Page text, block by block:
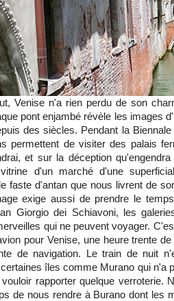
Venise n'a rien perdu de son
pont enjambé révèle les images
des siècles. Pendant la
permettent de visiter des palais
et sur la déception
d'un marché d'une
faste d'antan que nous livrent de
exige aussi de prendre le
Giorgio dei Schiavoni, les
qui ne peuvent voyager.
pour Venise, une heure trente
de navigation. Le train de nuit
îles comme Murano qui n'a
rapporter quelque verroterie.
de nous rendre à Burano dont les